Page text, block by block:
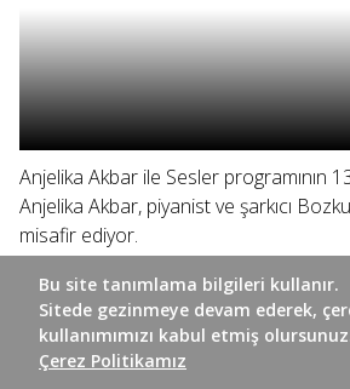
Anjelika Akbar ile Sesler programının
Anjelika Akbar, piyanist ve şarkıcı
misafir ediyor.
Bu site tanımlama bilgileri kullanır.
Sitede gezinmeye devam ederek,
kullanımımızı kabul etmiş
Çerez Politikamız